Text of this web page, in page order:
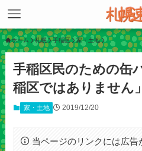
ホーム 札幌 手稲区 家・土地
手稲区民のための缶
稲区ではありません
家・土地 2019/12/20
当ページのリンクには広告